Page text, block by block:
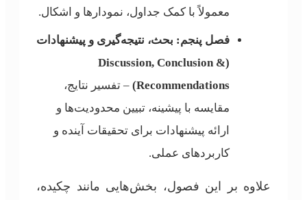
معمولاً با کمک جداول، نمودارها و اشکال.
فصل پنجم: بحث، نتیجه‌گیری و پیشنهادات
(Discussion, Conclusion &
Recommendations) – تفسیر نتایج،
مقایسه با پیشینه، تبیین محدودیت‌ها و
ارائه پیشنهادات برای تحقیقات آینده و
کاربردهای عملی.
علاوه بر این فصول، بخش‌هایی مانند چکیده،